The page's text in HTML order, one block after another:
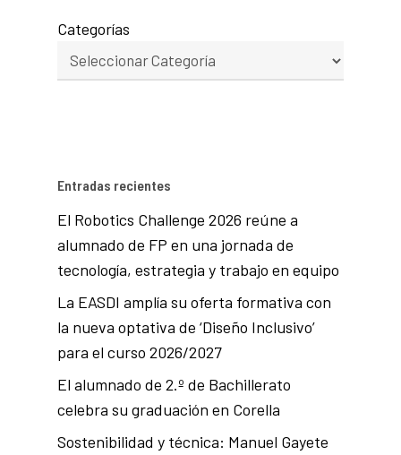
Categorías
Entradas recientes
El Robotics Challenge 2026 reúne a
alumnado de FP en una jornada de
tecnología, estrategia y trabajo en equipo
La EASDI amplía su oferta formativa con
la nueva optativa de ‘Diseño Inclusivo’
para el curso 2026/2027
El alumnado de 2.º de Bachillerato
celebra su graduación en Corella
Sostenibilidad y técnica: Manuel Gayete